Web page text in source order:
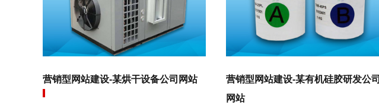
营销型网站建设-某烘干设备公司网站
营销型网站建设-某有机硅胶研发公司
网站